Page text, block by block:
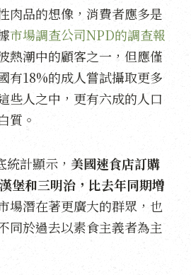
肉品的想像，消費者應多是
市場調查公司NPD的調查報
熱潮中的顧客之一，但應僅
有18%的成人嘗試攝取更多
些人之中，更有六成的人口
質。
計顯示， 美國速食店訂購
堡和三明治，比去年同期增
場潛在著更廣大的群眾，也
同於過去以素食主義者為主